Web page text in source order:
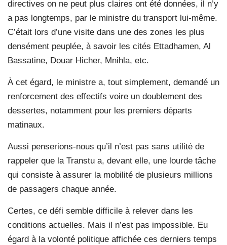
directives on ne peut plus claires ont été données, il n’y
a pas longtemps, par le ministre du transport lui-même.
C’était lors d’une visite dans une des zones les plus
densément peuplée, à savoir les cités Ettadhamen, Al
Bassatine, Douar Hicher, Mnihla, etc.
À cet égard, le ministre a, tout simplement, demandé un
renforcement des effectifs voire un doublement des
dessertes, notamment pour les premiers départs
matinaux.
Aussi penserions-nous qu’il n’est pas sans utilité de
rappeler que la Transtu a, devant elle, une lourde tâche
qui consiste à assurer la mobilité de plusieurs millions
de passagers chaque année.
Certes, ce défi semble difficile à relever dans les
conditions actuelles. Mais il n’est pas impossible. Eu
égard à la volonté politique affichée ces derniers temps